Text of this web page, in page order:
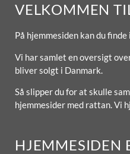
VELKOMMEN
På hjemmesiden kan du
Vi har samlet en oversigt
bliver solgt i Danmark.
Så slipper du for at skulle
hjemmesider med rattan. Vi
HJEMMESIDEN